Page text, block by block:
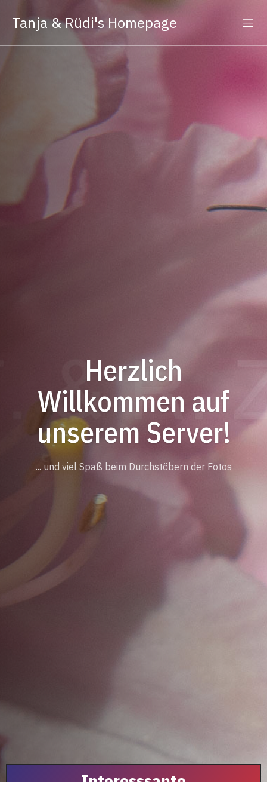
Tanja & Rüdi's Homepage
Herzlich
Willkommen auf
unserem Server!
... und viel Spaß beim Durchstöbern der Fotos
Interesssante